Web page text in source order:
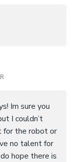
Im sure you
I couldn’t
for the robot or
no talent for
hope there is